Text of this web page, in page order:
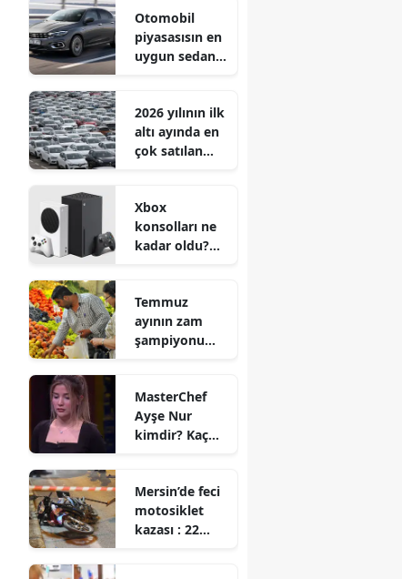
milyon TL
Otomobil
piyasasısın en
uygun sedan
80.900 TL daha
ucuz!
2026 yılının ilk
altı ayında en
çok satılan
oldu
Xbox
konsolları ne
kadar oldu?
Temmuz
ayının zam
şampiyonu
MasterChef
Ayşe Nur
kimdir? Kaç
Mersin’de feci
motosiklet
kazası : 22